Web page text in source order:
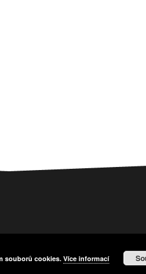
souborů cookies. Více informací